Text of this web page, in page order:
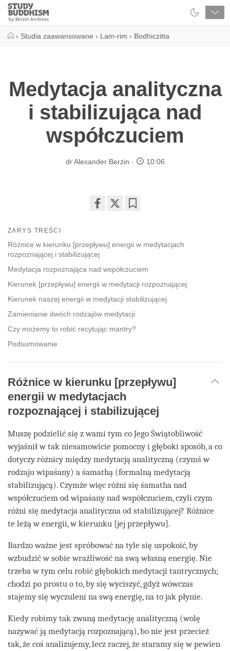
Close
Study
Buddhism
› Studia zaawansowane › Lam-rim › Bodhiczitta
Medytacja analityczna
i stabilizująca nad
współczuciem
dr Alexander Berzin 10:06
facebook
ZARYS TREŚCI
Różnice w kierunku [przepływu] energii w medytacjach
rozpoznającej i stabilizującej
Medytacja rozpoznająca nad współczuciem
Kierunek [przepływu] energii w medytacji rozpoznającej
Kierunek naszej energii w medytacji stabilizującej
Zamienianie dwóch rodzajów medytacji
Czy możemy to robić recytując mantry?
Podsumowanie
Różnice w kierunku [przepływu]
energii w medytacjach
rozpoznającej i stabilizującej
Muszę podzielić się z wami tym co Jego Świątobliwość
wyjaśnił w tak niesamowicie pomocny i głęboki sposób, a co
dotyczy różnicy między medytacją analityczną (czymś w
rodzaju wipaśany) a śamathą (formalną medytacją
stabilizującą). Czymże więc różni się śamatha nad
współczuciem od wipaśany nad współczuciem, czyli czym
różni się medytacja analityczna od stabilizującej? Różnice
te leżą w energii, w kierunku [jej przepływu].
Bardzo ważne jest spróbować na tyle się uspokoić, by
wzbudzić w sobie wrażliwość na swą własną energię. Nie
trzeba w tym celu robić głębokich medytacji tantrycznych;
chodzi po prostu o to, by się wyciszyć, gdyż wówczas
stajemy się wyczuleni na swą energię, na to jak płynie.
Kiedy robimy tak zwaną medytację analityczną (wolę
nazywać ją medytacją rozpoznającą), bo nie jest przecież
tak, że coś analizujemy, lecz raczej, że staramy się w pewien